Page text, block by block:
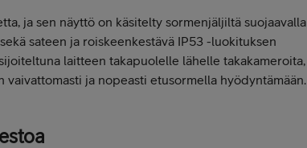
ja sen näyttö on käsitelty sormenjäljiltä suojaavalla
sateen ja roiskeenkestävä IP53 -luokituksen
laitteen takapuolelle lähelle takakameroita,
vaivattomasti ja nopeasti etusormella hyödyntämään.